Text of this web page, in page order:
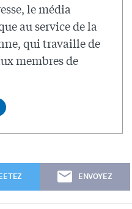
le média
au service de la
qui travaille de
membres de
ENVOYEZ